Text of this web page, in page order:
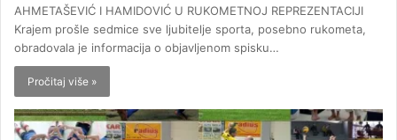
AHMETAŠEVIĆ I HAMIDOVIĆ U RUKOMETNOJ REPREZENTACIJI
Krajem prošle sedmice sve ljubitelje sporta, posebno rukometa,
obradovala je informacija o objavljenom spisku…
Pročitaj više »